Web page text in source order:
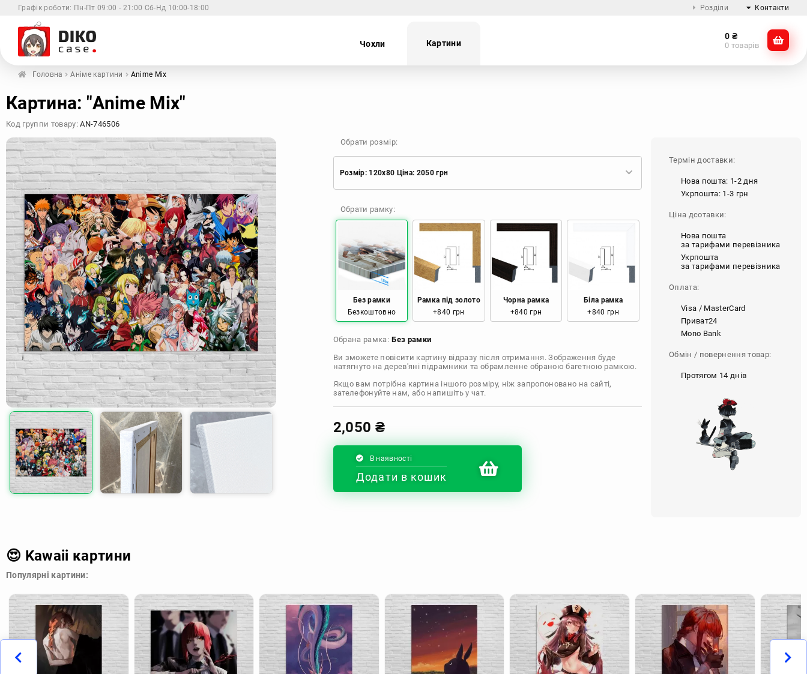
Графік роботи: Пн-Пт 09:00 - 21:00 Сб-Нд 10:00-18:00 Розділи Контакти
@dikocase
Чохли Картини
0 ₴
0 товарів
Xiaomi Samsung
Головна Аніме картини Anime Mix
Картина: "Anime Mix"
Код группи товару:AN-746506
Обрати розмір:
Розмір: 120x80 Ціна: 2050 грн
Розмір: 90x60 Ціна: 1650 грн
Розмір: 120x80 Ціна: 2050 грн
Обрати рамку:
Без рамки
Безкоштовно
Рамка під золото
+840 грн
Чорна рамка
+840 грн
Біла рамка
+840 грн
Обрана рамка: Без рамки
Ви зможете повісити картину відразу після отримання. Зображення буде
натягнуто на дерев'яні підрамники та обрамленне обраною багетною рамкою.
Якщо вам потрібна картина іншого розміру, ніж запропоновано на сайті,
зателефонуйте нам, або напишіть у чат.
2,050 ₴
В наявності
Додати в кошик
Термін доставки:
Нова пошта: 1-2 дня
Укрпошта: 1-3 грн
Ціна дсотавки:
Нова пошта
за тарифами перевізника
Укрпошта
за тарифами перевізника
Оплата:
Visa / MasterCard
Приват24
Mono Bank
Обмін / повернення товар:
Протягом 14 днів
😍 Kawaii картини
Популярні картини: